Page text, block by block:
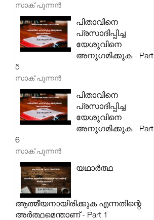
സാക് പുന്നൻ
പിതാവിനെ
പ്രസാദിപ്പിച്ച
യേശുവിനെ
അനുഗമിക്കുക - Part
5
സാക് പുന്നൻ
പിതാവിനെ
പ്രസാദിപ്പിച്ച
യേശുവിനെ
അനുഗമിക്കുക - Part
6
സാക് പുന്നൻ
യഥാർത്ഥ
ആത്മീയനായിരിക്കുക എന്നതിന്റെ
അർത്ഥമെന്താണ് - Part 1